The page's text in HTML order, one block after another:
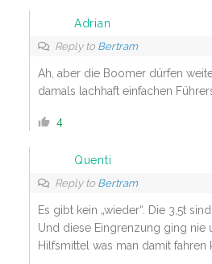
Adrian
Reply to Bertram
Ah, aber die Boomer dürfen
damals lachhaft einfachen
4
Quenti
Reply to Bertram
Es gibt kein „wieder“. Die 3,5t
Und diese Eingrenzung ging nie
Hilfsmittel was man damit fahren